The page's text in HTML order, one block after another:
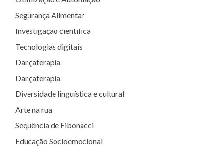
Segurança Alimentar
Investigação científica
Tecnologias digitais
Dançaterapia
Dançaterapia
Diversidade linguística e cultural
Arte na rua
Sequência de Fibonacci
Educação Socioemocional